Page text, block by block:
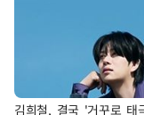
김희철, 결국 '거꾸로 태